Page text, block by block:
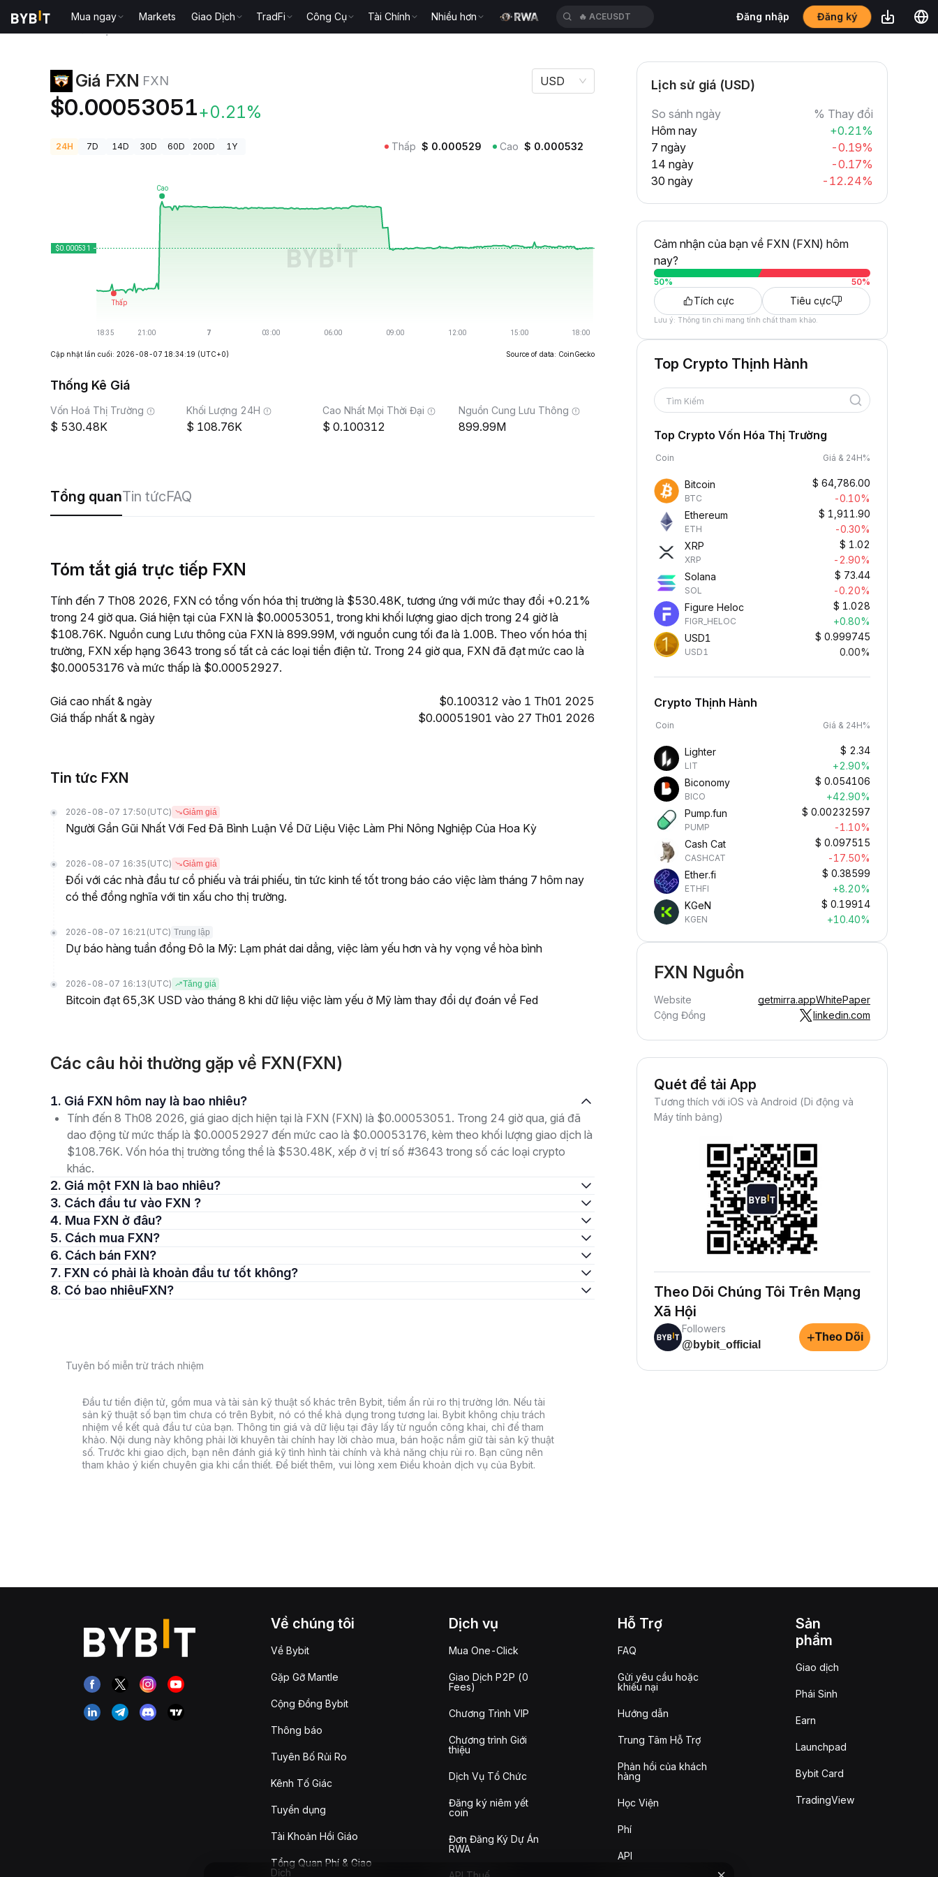
Mua ngay Markets Giao Dịch TradFi Công Cụ Tài Chính Nhiều hơn 🔥 ACEUSDT Đăng nhập Đăng ký
Giá FXN FXN
$0.00053051+0.21%
USD
24H 7D 14D 30D 60D 200D 1Y Thấp $ 0.000529 Cao $ 0.000532
Cập nhật lần cuối: 2026-08-07 18:34:19 (UTC+0) Source of data: CoinGecko
Thống Kê Giá
Vốn Hoá Thị Trường
530.48K
Khối Lượng 24H
108.76K
Cao Nhất Mọi Thời Đại
0.100312
Nguồn Cung Lưu Thông
899.99M
Tổng quanTin tứcFAQ
Tóm tắt giá trực tiếp FXN
Tính đến 7 Th08 2026, FXN có tổng vốn hóa thị trường là $530.48K, tương ứng với mức thay đổi +0.21%
trong 24 giờ qua. Giá hiện tại của FXN là $0.00053051, trong khi khối lượng giao dịch trong 24 giờ là
$108.76K. Nguồn cung Lưu thông của FXN là 899.99M, với nguồn cung tối đa là 1.00B. Theo vốn hóa thị
trường, FXN xếp hạng 3643 trong số tất cả các loại tiền điện tử. Trong 24 giờ qua, FXN đã đạt mức cao là
$0.00053176 và mức thấp là $0.00052927.
Giá cao nhất & ngày
$0.100312 vào 1 Th01 2025
Giá thấp nhất & ngày
$0.00051901 vào 27 Th01 2026
Tin tức FXN
2026-08-07 17:50 (UTC) Giảm giá
Người Gần Gũi Nhất Với Fed Đã Bình Luận Về Dữ Liệu Việc Làm Phi Nông Nghiệp Của Hoa Kỳ
2026-08-07 16:35 (UTC) Giảm giá
Đối với các nhà đầu tư cổ phiếu và trái phiếu, tin tức kinh tế tốt trong báo cáo việc làm tháng 7 hôm nay
có thể đồng nghĩa với tin xấu cho thị trường.
2026-08-07 16:21 (UTC) Trung lập
Dự báo hàng tuần đồng Đô la Mỹ: Lạm phát dai dẳng, việc làm yếu hơn và hy vọng về hòa bình
2026-08-07 16:13 (UTC) Tăng giá
Bitcoin đạt 65,3K USD vào tháng 8 khi dữ liệu việc làm yếu ở Mỹ làm thay đổi dự đoán về Fed
Các câu hỏi thường gặp về FXN(FXN)
1. Giá FXN hôm nay là bao nhiêu?
Tính đến 8 Th08 2026, giá giao dịch hiện tại là FXN (FXN) là $0.00053051. Trong 24 giờ qua, giá đã
dao động từ mức thấp là $0.00052927 đến mức cao là $0.00053176, kèm theo khối lượng giao dịch là
$108.76K. Vốn hóa thị trường tổng thể là $530.48K, xếp ở vị trí số #3643 trong số các loại crypto
khác.
2. Giá một FXN là bao nhiêu?
3. Cách đầu tư vào FXN ?
4. Mua FXN ở đâu?
5. Cách mua FXN?
6. Cách bán FXN?
7. FXN có phải là khoản đầu tư tốt không?
8. Có bao nhiêuFXN?
Tuyên bố miễn trừ trách nhiệm
Đầu tư tiền điện tử, gồm mua và tài sản kỹ thuật số khác trên Bybit, tiềm ẩn rủi ro thị trường lớn. Nếu tài
sản kỹ thuật số bạn tìm chưa có trên Bybit, nó có thể khả dụng trong tương lai. Bybit không chịu trách
nhiệm về kết quả đầu tư của bạn. Thông tin giá và dữ liệu tại đây lấy từ nguồn công khai, chỉ để tham
khảo. Nội dung này không phải lời khuyên tài chính hay lời chào mua, bán hoặc nắm giữ tài sản kỹ thuật
số. Trước khi giao dịch, bạn nên đánh giá kỹ tình hình tài chính và khả năng chịu rủi ro. Bạn cũng nên
tham khảo ý kiến chuyên gia khi cần thiết. Để biết thêm, vui lòng xem Điều khoản dịch vụ của Bybit.
Lịch sử giá (USD)
So sánh ngày
% Thay đổi
Hôm nay
+0.21%
7 ngày
-0.19%
14 ngày
-0.17%
30 ngày
-12.24%
Cảm nhận của bạn về FXN (FXN) hôm
nay?
50% 50%
Tích cực Tiêu cực
Lưu ý: Thông tin chỉ mang tính chất tham khảo.
Top Crypto Thịnh Hành
Tìm Kiếm
Top Crypto Vốn Hóa Thị Trường
Coin Giá & 24H%
Bitcoin
BTC
$ 64,786.00
-0.10%
Ethereum
ETH
$ 1,911.90
-0.30%
XRP
XRP
$ 1.02
-2.90%
Solana
SOL
$ 73.44
-0.20%
Figure Heloc
FIGR_HELOC
$ 1.028
+0.80%
USD1
USD1
$ 0.999745
0.00%
Crypto Thịnh Hành
Coin Giá & 24H%
Lighter
LIT
$ 2.34
+2.90%
Biconomy
BICO
$ 0.054106
+42.90%
Pump.fun
PUMP
$ 0.00232597
-1.10%
Cash Cat
CASHCAT
$ 0.097515
-17.50%
Ether.fi
ETHFI
$ 0.38599
+8.20%
KGeN
KGEN
$ 0.19914
+10.40%
FXN Nguồn
Website getmirra.appWhitePaper
Cộng Đồng
linkedin.com
Quét để tải App
Tương thích với iOS và Android (Di động và
Máy tính bảng)
Theo Dõi Chúng Tôi Trên Mạng
Xã Hội
Followers
@bybit_official
+Theo Dõi
Về chúng tôi
Về Bybit
Gặp Gỡ Mantle
Cộng Đồng Bybit
Thông báo
Tuyên Bố Rủi Ro
Kênh Tố Giác
Tuyển dụng
Tài Khoản Hồi Giáo
Tổng Quan Phí & Giao
Dịch
Dịch vụ
Mua One-Click
Giao Dịch P2P (0
Fees)
Chương Trình VIP
Chương trình Giới
thiệu
Dịch Vụ Tổ Chức
Đăng ký niêm yết
coin
Đơn Đăng Ký Dự Án
RWA
Hỗ Trợ
FAQ
Gửi yêu cầu hoặc
khiếu nại
Hướng dẫn
Trung Tâm Hỗ Trợ
Phản hồi của khách
hàng
Học Viện
Phí
API
Sản
phẩm
Giao dịch
Phái Sinh
Earn
Launchpad
Bybit Card
TradingView